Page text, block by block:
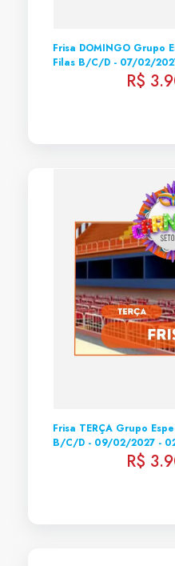
Frisa DOMINGO Grupo
Filas B/C/D - 07/02/
R$
Frisa TERÇA Grupo
B/C/D - 09/02/2027 -
R$